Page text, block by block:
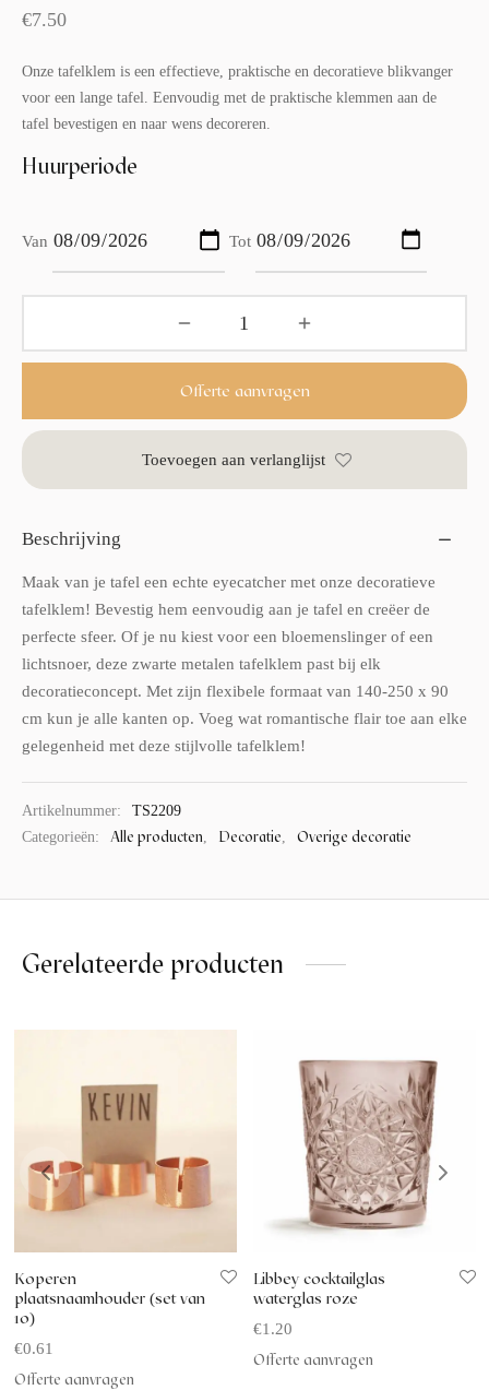
€7.50
Onze tafelklem is een effectieve, praktische en decoratieve blikvanger
voor een lange tafel. Eenvoudig met de praktische klemmen aan de
tafel bevestigen en naar wens decoreren.
Huurperiode
Van Tot
Offerte aanvragen
Toevoegen aan verlanglijst
Beschrijving
Maak van je tafel een echte eyecatcher met onze decoratieve
tafelklem! Bevestig hem eenvoudig aan je tafel en creëer de
perfecte sfeer. Of je nu kiest voor een bloemenslinger of een
lichtsnoer, deze zwarte metalen tafelklem past bij elk
decoratieconcept. Met zijn flexibele formaat van 140-250 x 90
cm kun je alle kanten op. Voeg wat romantische flair toe aan elke
gelegenheid met deze stijlvolle tafelklem!
Artikelnummer:
TS2209
Categorieën:
Alle producten, Decoratie, Overige decoratie
Gerelateerde producten
Koperen
plaatsnaamhouder (set van
10)
€0.61
Offerte aanvragen
Libbey cocktailglas
waterglas roze
€1.20
Offerte aanvragen